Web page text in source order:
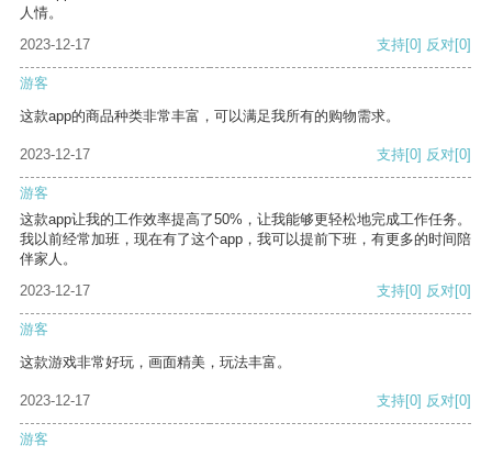
人情。
2023-12-17
支持[0] 反对[0]
游客
这款app的商品种类非常丰富，可以满足我所有的购物需求。
2023-12-17 支持[0] 反对[0]
游客
这款app让我的工作效率提高了50%，让我能够更轻松地完成工作任务。
我以前经常加班，现在有了这个app，我可以提前下班，有更多的时间陪
伴家人。
2023-12-17
支持[0] 反对[0]
游客
这款游戏非常好玩，画面精美，玩法丰富。
2023-12-17 支持[0] 反对[0]
游客